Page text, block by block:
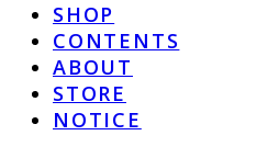
SHOP
CONTENTS
ABOUT
STORE
NOTICE